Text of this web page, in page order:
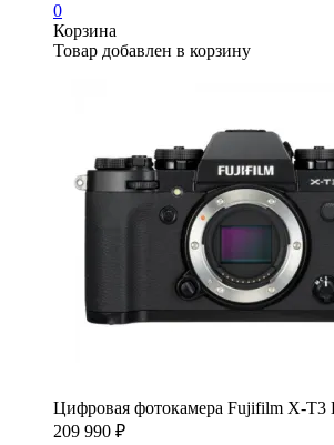
0
Корзина
Товар добавлен в корзину
Цифровая фотокамера Fujifilm X-T3
209 990 ₽